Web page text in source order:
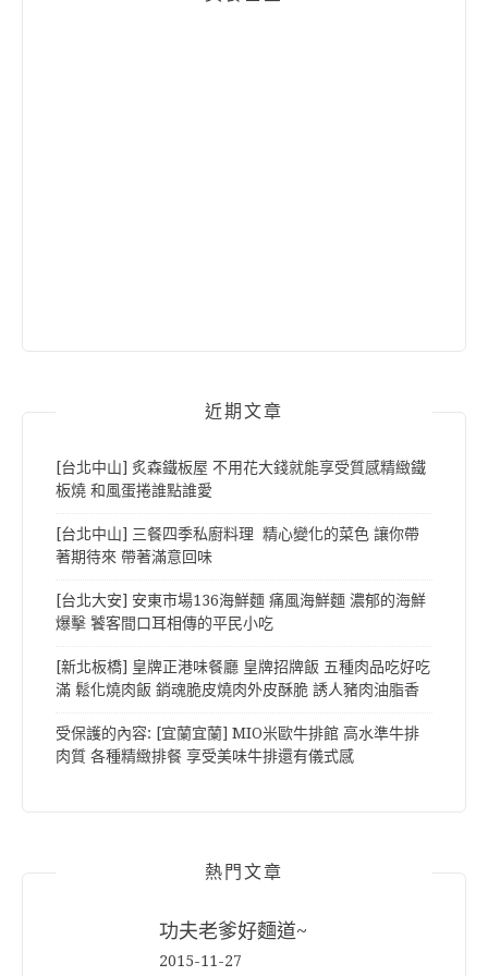
近期文章
[台北中山] 炙森鐵板屋 不用花大錢就能享受質感精緻鐵
板燒 和風蛋捲誰點誰愛
[台北中山] 三餐四季私廚料理 精心變化的菜色 讓你帶
著期待來 帶著滿意回味
[台北大安] 安東市場136海鮮麵 痛風海鮮麵 濃郁的海鮮
爆擊 饕客間口耳相傳的平民小吃
[新北板橋] 皇牌正港味餐廳 皇牌招牌飯 五種肉品吃好吃
滿 鬆化燒肉飯 銷魂脆皮燒肉外皮酥脆 誘人豬肉油脂香
受保護的內容: [宜蘭宜蘭] MIO米歐牛排館 高水準牛排
肉質 各種精緻排餐 享受美味牛排還有儀式感
熱門文章
功夫老爹好麵道~
2015-11-27